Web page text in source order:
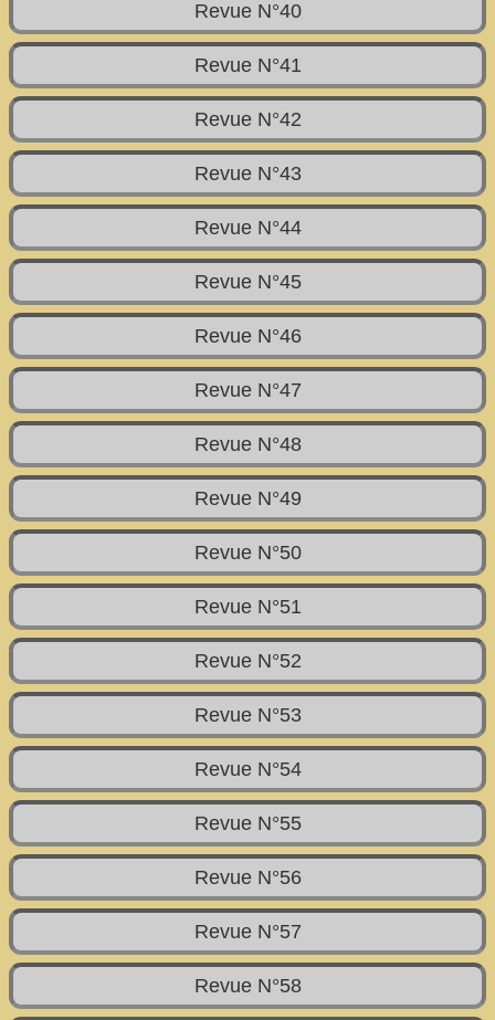
Revue N°40
Revue N°41
Revue N°42
Revue N°43
Revue N°44
Revue N°45
Revue N°46
Revue N°47
Revue N°48
Revue N°49
Revue N°50
Revue N°51
Revue N°52
Revue N°53
Revue N°54
Revue N°55
Revue N°56
Revue N°57
Revue N°58